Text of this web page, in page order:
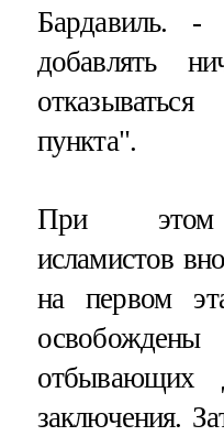
Бардавиль.
добавлять
пункта".
При этом
исламистов
на первом
освобождены
отбывающих
заключения.